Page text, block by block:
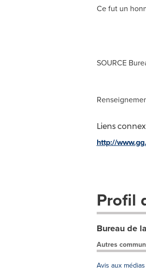
Ce fut un
SOURCE
Liens
http://
Profil
Bureau de
Autres
Avis aux